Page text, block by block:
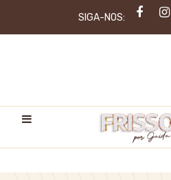
SIGA-NOS: